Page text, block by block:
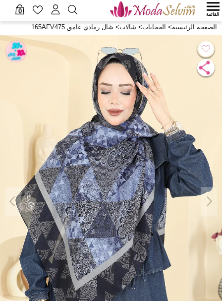
0 القائمة
الصفحة الرئيسية> الحجابات> شالات> شال رمادي غامق 165AFV475